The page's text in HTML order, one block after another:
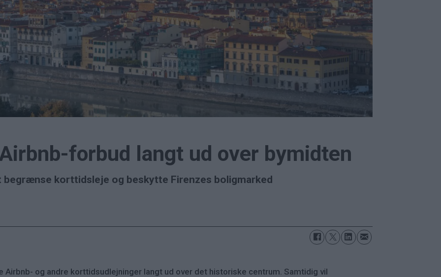
forbud langt ud over bymidten
begrænse korttidsleje og beskytte Firenzes boligmarked
Airbnb- og andre korttidsudlejninger langt ud over det historiske centrum. Samtidig vil